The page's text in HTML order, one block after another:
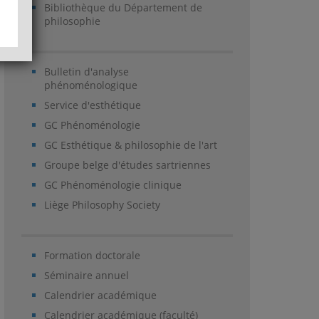
Bibliothèque du Département de
philosophie
Bulletin d'analyse
phénoménologique
Service d'esthétique
GC Phénoménologie
GC Esthétique & philosophie de l'art
Groupe belge d'études sartriennes
GC Phénoménologie clinique
Liège Philosophy Society
Formation doctorale
Séminaire annuel
Calendrier académique
Calendrier académique (faculté)